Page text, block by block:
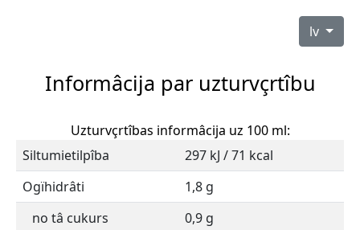
lv
Informâcija par uzturvçrtîbu
Uzturvçrtîbas informâcija uz 100 ml:
Siltumietilpîba
297 kJ / 71 kcal
Ogïhidrâti
1,8 g
no tâ cukurs
0,9 g